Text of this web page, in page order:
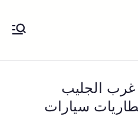
الكويت كهرباء وبنشر تبديل
غرب الجليب
بطاريات سيارات